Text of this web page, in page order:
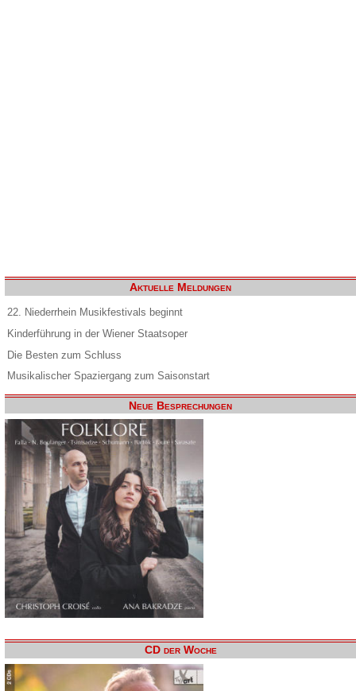
Aktuelle Meldungen
22. Niederrhein Musikfestivals beginnt
Kinderführung in der Wiener Staatsoper
Die Besten zum Schluss
Musikalischer Spaziergang zum Saisonstart
Neue Besprechungen
CD der Woche